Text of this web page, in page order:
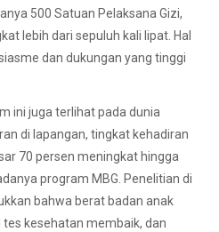
500 Satuan Pelaksana Gizi,
lebih dari sepuluh kali lipat. Hal
dan dukungan yang tinggi
ini juga terlihat pada dunia
di lapangan, tingkat kehadiran
70 persen meningkat hingga
program MBG. Penelitian di
bahwa berat badan anak
kesehatan membaik, dan